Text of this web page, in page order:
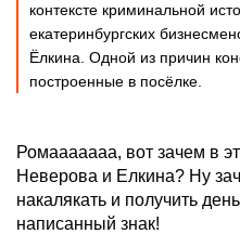
контексте криминальной
екатеринбургских
Ёлкина. Одной из причин
построенные в посёлке.
Ромааааааа, вот зачем в
Неверова и Елкина? Ну
накалякать и получить
написанный знак!